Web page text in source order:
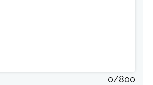
0/800